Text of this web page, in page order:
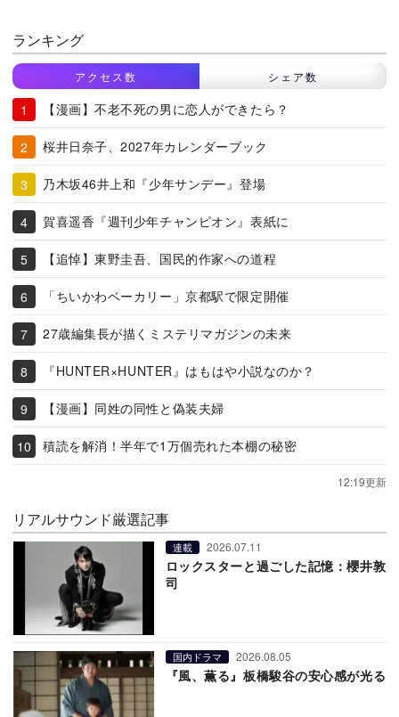
ランキング
アクセス数 シェア数
【漫画】不老不死の男に恋人ができたら？
桜井日奈子、2027年カレンダーブック
乃木坂46井上和『少年サンデー』登場
賀喜遥香『週刊少年チャンピオン』表紙に
【追悼】東野圭吾、国民的作家への道程
「ちいかわベーカリー」京都駅で限定開催
27歳編集長が描くミステリマガジンの未来
『HUNTER×HUNTER』はもはや小説なのか？
【漫画】同姓の同性と偽装夫婦
積読を解消！半年で1万個売れた本棚の秘密
12:19更新
リアルサウンド厳選記事
連載 2026.07.11
ロックスターと過ごした記憶：櫻井敦
司
国内ドラマ 2026.08.05
『風、薫る』板橋駿谷の安心感が光る